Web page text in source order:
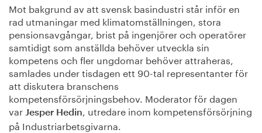
Mot bakgrund av att svensk basindustri står inför en
rad utmaningar med klimatomställningen, stora
pensionsavgångar, brist på ingenjörer och operatörer
samtidigt som anställda behöver utveckla sin
kompetens och fler ungdomar behöver attraheras,
samlades under tisdagen ett 90-tal representanter för
att diskutera branschens
kompetensförsörjningsbehov. Moderator för dagen
var Jesper Hedin, utredare inom kompetensförsörjning
på Industriarbetsgivarna.